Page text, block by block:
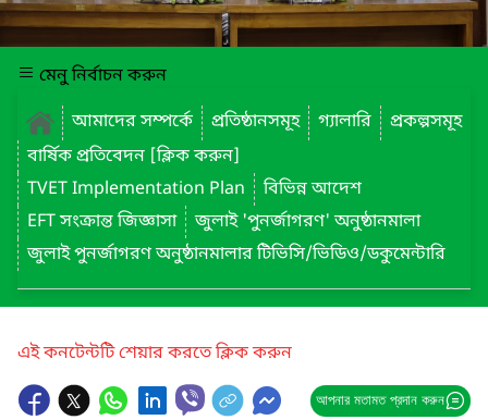
মেনু নির্বাচন করুন
আমাদের সম্পর্কে
প্রতিষ্ঠানসমূহ গ্যালারি
প্রকল্পসমূহ
বার্ষিক প্রতিবেদন [ক্লিক করুন]
TVET Implementation Plan
বিভিন্ন আদেশ
EFT সংক্রান্ত জিজ্ঞাসা
জুলাই 'পুনর্জাগরণ' অনুষ্ঠানমালা
জুলাই পুনর্জাগরণ অনুষ্ঠানমালার টিভিসি/ভিডিও/ডকুমেন্টারি
এই কনটেন্টটি শেয়ার করতে ক্লিক করুন
আপনার মতামত প্রদান করুন